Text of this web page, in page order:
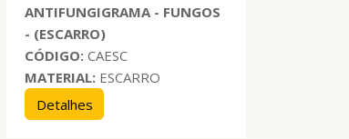
ANTIFUNGIGRAMA - FUNGOS
- (ESCARRO)
CÓDIGO:CAESC
MATERIAL: ESCARRO
Detalhes